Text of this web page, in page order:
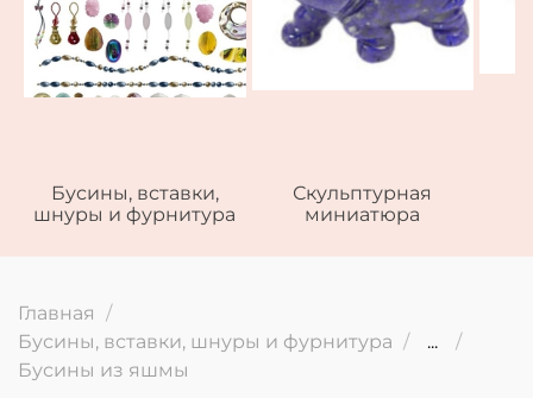
Бусины, вставки,
шнуры и фурнитура
Скульптурная
миниатюра
Главная
Бусины, вставки, шнуры и фурнитура
...
Бусины из яшмы